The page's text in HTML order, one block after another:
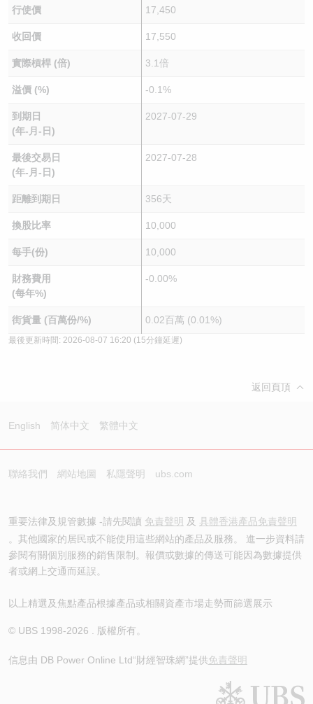
行使價 17,450
收回價 17,550
實際槓桿 (倍) 3.1倍
溢價 (%) -0.1%
到期日
(年-月-日)
2027-07-29
最後交易日
(年-月-日)
2027-07-28
距離到期日 356天
換股比率 10,000
每手(份) 10,000
財務費用
(每年%)
-0.00%
街貨量 (百萬份/%) 0.02百萬 (0.01%)
最後更新時間: 2026-08-07 16:20 (15分鐘延遲)
返回頁頂
English 简体中文 繁體中文
聯絡我們 網站地圖 私隱聲明 ubs.com
重要法律及規管數據 -請先閱讀 免責聲明 及 具體香港產品免責聲明
。其他國家的居民或不能使用這些網站的產品及服務。 進一步資料請
參閱有關個別服務的銷售限制。報價或數據的傳送可能因為數據提供
者或網上交通而延誤。
以上精選及焦點產品根據產品或相關資產市場走勢而篩選展示
© UBS 1998-2026 . 版權所有。
信息由 DB Power Online Ltd“財經智珠網”提供免責聲明